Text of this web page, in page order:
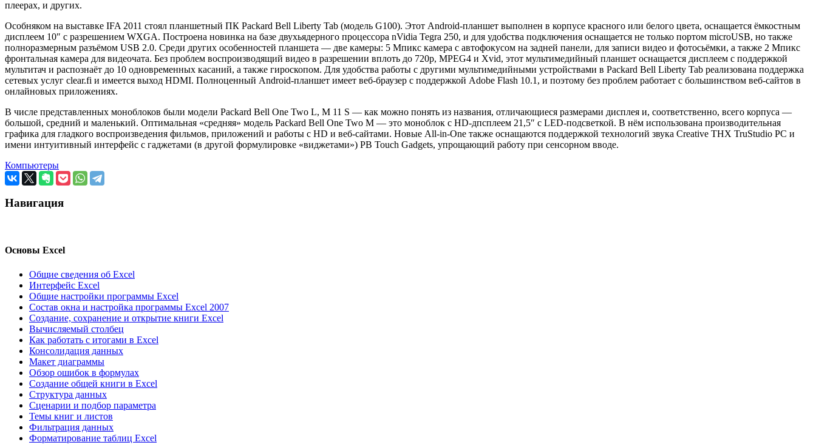
плеерах, и других.
Особняком на выставке IFA 2011 стоял планшетный ПК Packard Bell Liberty Tab (модель G100). Этот Android-планшет выполнен в корпусе красного или белого цвета, оснащается ёмкостным
дисплеем 10″ с разрешением WXGA. Построена новинка на базе двухьядерного процессора nVidia Tegra 250, и для удобства подключения оснащается не только портом microUSB, но также
полноразмерным разъёмом USB 2.0. Среди других особенностей планшета — две камеры: 5 Мпикс камера с автофокусом на задней панели, для записи видео и фотосьёмки, а также 2 Мпикс
фронтальная камера для видеочата. Без проблем воспроизводящий видео в разрешении вплоть до 720р, MPEG4 и Xvid, этот мультимедийный планшет оснащается дисплеем с поддержкой
мультитач и распознаёт до 10 одновременных касаний, а также гироскопом. Для удобства работы с другими мультимедийными устройствами в Packard Bell Liberty Tab реализована поддержка
сетевых услуг clear.fi и имеется выход HDMI. Полноценный Android-планшет имеет веб-браузер с поддержкой Adobe Flash 10.1, и поэтому без проблем работает с большинством веб-сайтов в
онлайновых приложениях.
В числе представленных моноблоков были модели Packard Bell One Two L, M 11 S — как можно понять из названия, отличающиеся paзмерами дисплея и, соответственно, всего корпуса —
большой, средний и маленький. Оптимальная «средняя» модель Packard Bell One Two M — это моноблок с HD-дпсплеем 21,5″ с LED-подсветкой. В нём использована производительная
графика для гладкого воспроизведения фильмов, приложений и работы с HD и веб-сайтами. Новые All-in-One также оснащаются поддержкой технологий звука Creative ТНХ TruStudio PC и
имени интуитивный интерфейс с гаджетами (в другой формулировке «виджетами») РВ Touch Gadgets, упрощающий работу при сенсорном вводе.
Компьютеры
Навигация
Основы Excel
Общие сведения об Excel
Интерфейс Excel
Общие настройки программы Excel
Состав окна и настройка программы Excel 2007
Создание, сохранение и открытие книги Excel
Вычисляемый столбец
Как работать с итогами в Excel
Консолидация данных
Макет диаграммы
Обзор ошибок в формулах
Создание общей книги в Excel
Структура данных
Сценарии и подбор параметра
Темы книг и листов
Фильтрация данных
Форматирование таблиц Excel